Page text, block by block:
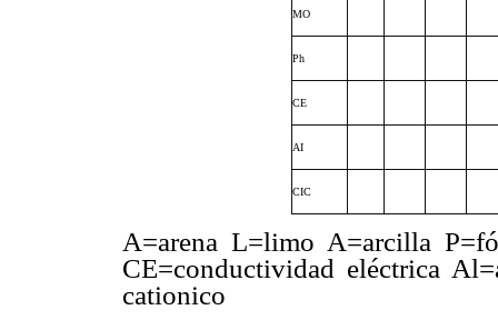
MO
Ph
CE
AI
CIC
A=arena L=limo A=arcilla
CE=conductividad eléctrica
cationico